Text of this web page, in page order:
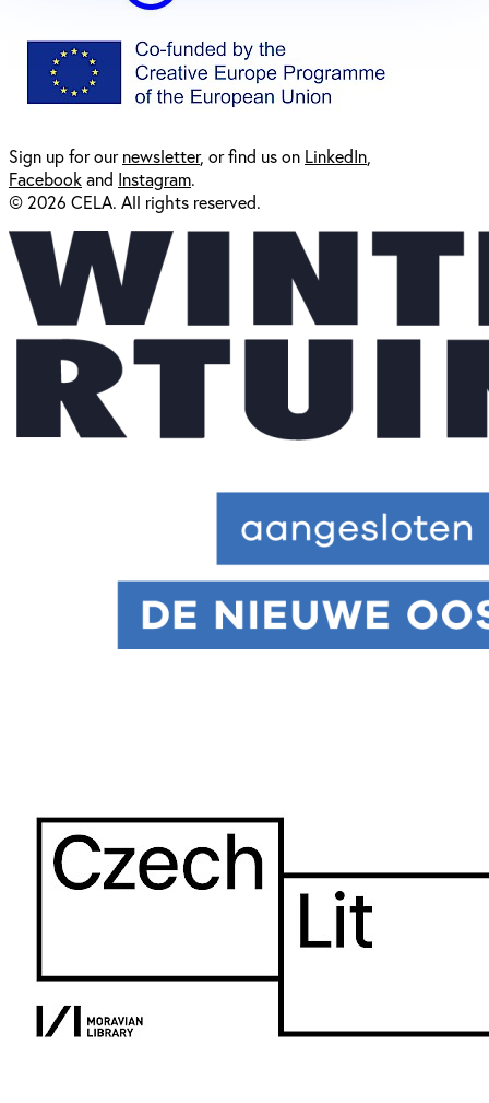
Sign up for ournewsletter, or find us on LinkedIn
Facebookand Instagram.
© 2026 CELA. All rights reserved.